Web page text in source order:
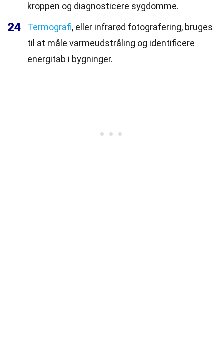
kroppen og diagnosticere sygdomme.
24 Termografi, eller infrarød fotografering, bruges
til at måle varmeudstråling og identificere
energitab i bygninger.